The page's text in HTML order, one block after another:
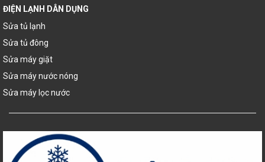
ĐIỆN LẠNH DÂN DỤNG
Sửa tủ lạnh
Sửa tủ đông
Sửa máy giặt
Sửa máy nước nóng
Sửa máy lọc nước